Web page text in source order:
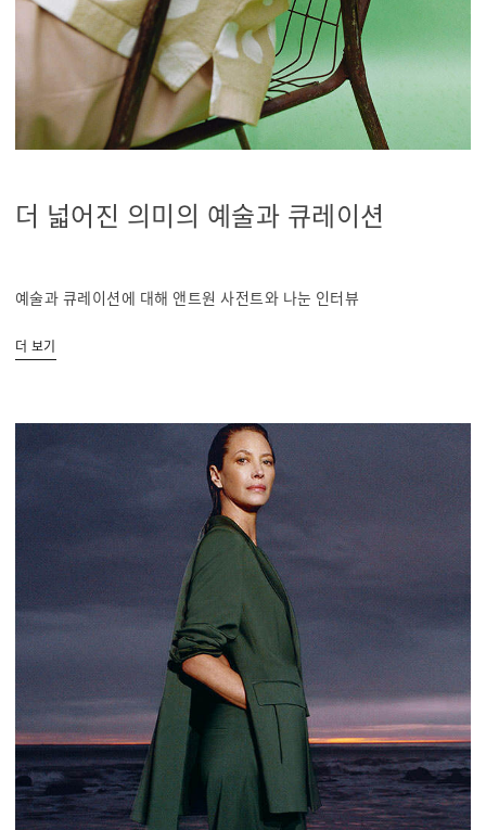
더 넓어진 의미의 예술과 큐레이션
예술과 큐레이션에 대해 앤트원 사전트와 나눈 인터뷰
더 보기